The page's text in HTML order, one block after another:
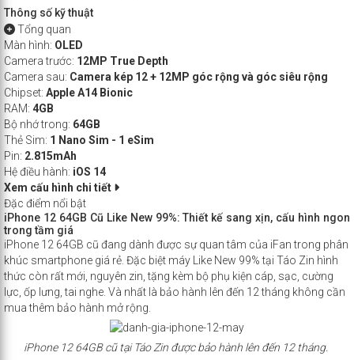
Thông số kỹ thuật
Tổng quan
Màn hình: OLED
Camera trước: 12MP True Depth
Camera sau: Camera kép 12 + 12MP góc rộng và góc siêu rộng
Chipset: Apple A14 Bionic
RAM: 4GB
Bộ nhớ trong: 64GB
Thẻ Sim: 1 Nano Sim - 1 eSim
Pin: 2.815mAh
Hệ điều hành: iOS 14
Xem cấu hình chi tiết
Đặc điểm nổi bật
iPhone 12 64GB Cũ Like New 99%: Thiết kế sang xịn, cấu hình ngon
trong tầm giá
iPhone 12 64GB cũ đang dành được sự quan tâm của iFan trong phân
khúc smartphone giá rẻ. Đặc biệt máy Like New 99% tại Táo Zin hình
thức còn rất mới, nguyên zin, tặng kèm bộ phụ kiện cáp, sạc, cường
lực, ốp lưng, tai nghe. Và nhất là bảo hành lên đến 12 tháng không cần
mua thêm bảo hành mở rộng.
iPhone 12 64GB cũ tại Táo Zin được bảo hành lên đến 12 tháng.